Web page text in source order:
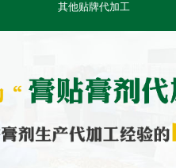
其他贴牌代加工